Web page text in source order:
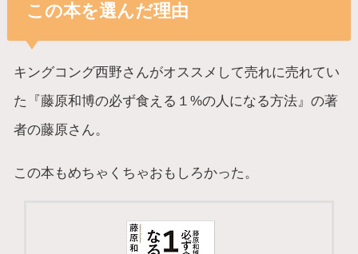
この本を選んだ理由
キングコング西野さんがオススメして売れに売れてい
た『藤原和博の必ず食える１%の人になる方法』の著
者の藤原さん。
この本もめちゃくちゃおもしろかった。